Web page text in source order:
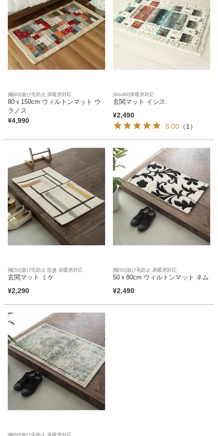
食器棚・キッチン収納
ベッド
こたつ
寝具
ファブリック
カーテン
マット
収納用品
[幅80]遊び毛防止 床暖房対応
80ｘ150cm ウィルトンマット ウ
ラノス
¥4,990
[60x90]床暖房対応
玄関マット イシス
¥2,490
5.00 （1）
[幅50]遊び毛防止 防臭 床暖房対応
玄関マット ミケ
¥2,290
[幅50]遊び毛防止 床暖房対応
50ｘ80cm ウィルトンマット ネム
¥2,490